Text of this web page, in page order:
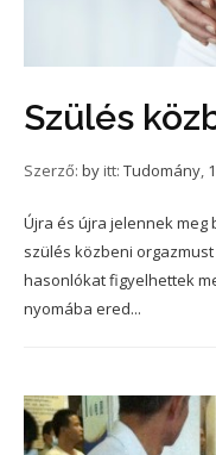
Szülés
Szerző: by itt: Tudomány,
Újra és újra jelennek
szülés közbeni
hasonlókat figyelhettek
nyomába ered...